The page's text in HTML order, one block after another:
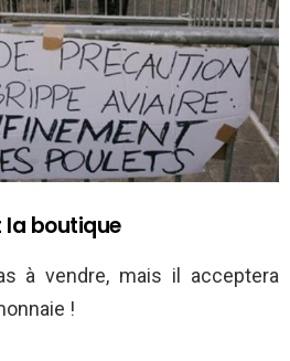
la boutique
à vendre, mais il acceptera
!